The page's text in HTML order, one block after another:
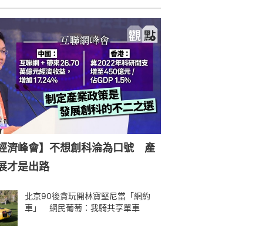
經濟峰會】不想創科淪為口號 產
才是出路
北京90後貪玩開林寶堅尼當「網約
車」 網民葡萄：我騎共享單車